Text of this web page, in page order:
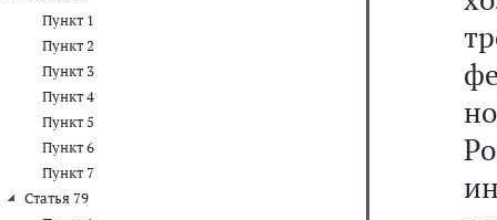
Пункт 1
Пункт 2
Пункт 3
Пункт 4
Пункт 5
Пункт 6
Пункт 7
Статья 79